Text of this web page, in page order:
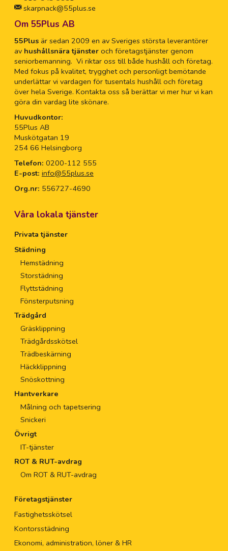
skarpnack@55plus.se
Om 55Plus AB
55Plusär sedan 2009 en av Sveriges största leverantörer
av hushållsnära tjänsteroch företagstjänster genom
seniorbemanning. Vi riktar oss till både hushåll och företag.
Med fokus på kvalitet, trygghet och personligt bemötande
underlättar vi vardagen för tusentals hushåll och företag
över hela Sverige. Kontakta oss så berättar vi mer hur vi kan
göra din vardag lite skönare.
Huvudkontor:
55Plus AB
Muskötgatan 19
254 66 Helsingborg
Telefon: 0200-112 555
E-post: info@55plus.se
Org.nr: 556727-4690
Våra lokala tjänster
Privata tjänster
Städning
Hemstädning
Storstädning
Flyttstädning
Fönsterputsning
Trädgård
Gräsklippning
Trädgårdsskötsel
Trädbeskärning
Häckklippning
Snöskottning
Hantverkare
Målning och tapetsering
Snickeri
Övrigt
IT-tjänster
ROT & RUT-avdrag
Om ROT & RUT-avdrag
Företagstjänster
Fastighetsskötsel
Kontorsstädning
Ekonomi, administration, löner & HR